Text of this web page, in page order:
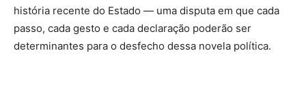
história recente do Estado — uma disputa em que cada
passo, cada gesto e cada declaração poderão ser
determinantes para o desfecho dessa novela política.